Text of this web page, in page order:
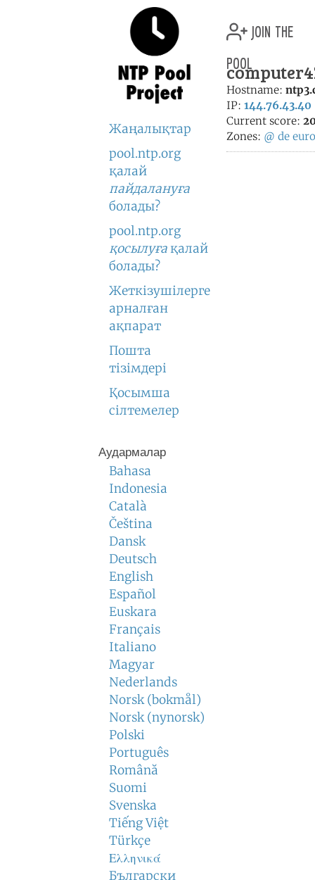
Жаңалықтар
pool.ntp.org
қалай
пайдалануға
болады?
pool.ntp.org
қосылуғақалай
болады?
Жеткізушілерге
арналған
ақпарат
Пошта
тізімдері
Қосымша
сілтемелер
Аудармалар
Bahasa
Indonesia
Català
Čeština
Dansk
Deutsch
English
Español
Euskara
Français
Italiano
Magyar
Nederlands
Norsk (bokmål)
Norsk (nynorsk)
Polski
Português
Română
Suomi
Svenska
Tiếng Việt
Türkçe
Ελληνικά
Български
join the
pool
Hostname:
IP: 144.76.43.40
Current score:
Zones: @ de